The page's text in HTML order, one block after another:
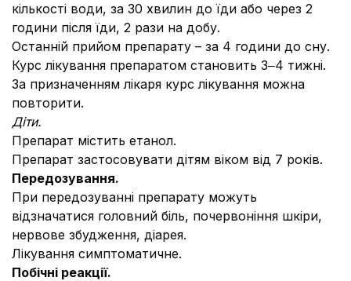
кількості води, за 30 хвилин до їди або через 2
години після їди, 2 рази на добу.
Останній прийом препарату – за 4 години до сну.
Курс лікування препаратом становить 3‒4 тижні.
За призначенням лікаря курс лікування можна
повторити.
Діти.
Препарат містить етанол.
Препарат застосовувати дітям віком від 7 років.
Передозування.
При передозуванні препарату можуть
відзначатися головний біль, почервоніння шкіри,
нервове збудження, діарея.
Лікування симптоматичне.
Побічні реакції.